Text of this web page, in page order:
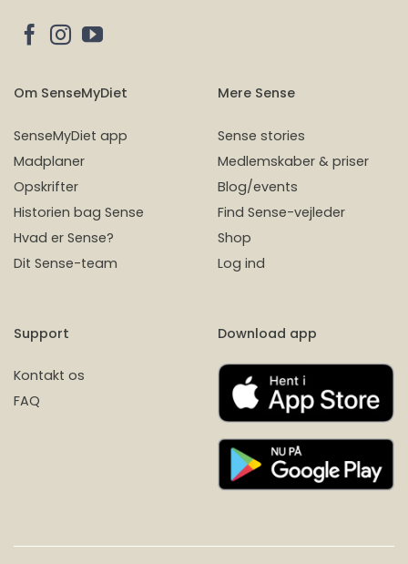
Om SenseMyDiet
SenseMyDiet app
Madplaner
Opskrifter
Historien bag Sense
Hvad er Sense?
Dit Sense-team
Mere Sense
Sense stories
Medlemskaber & priser
Blog/events
Find Sense-vejleder
Shop
Log ind
Support
Kontakt os
FAQ
Download app